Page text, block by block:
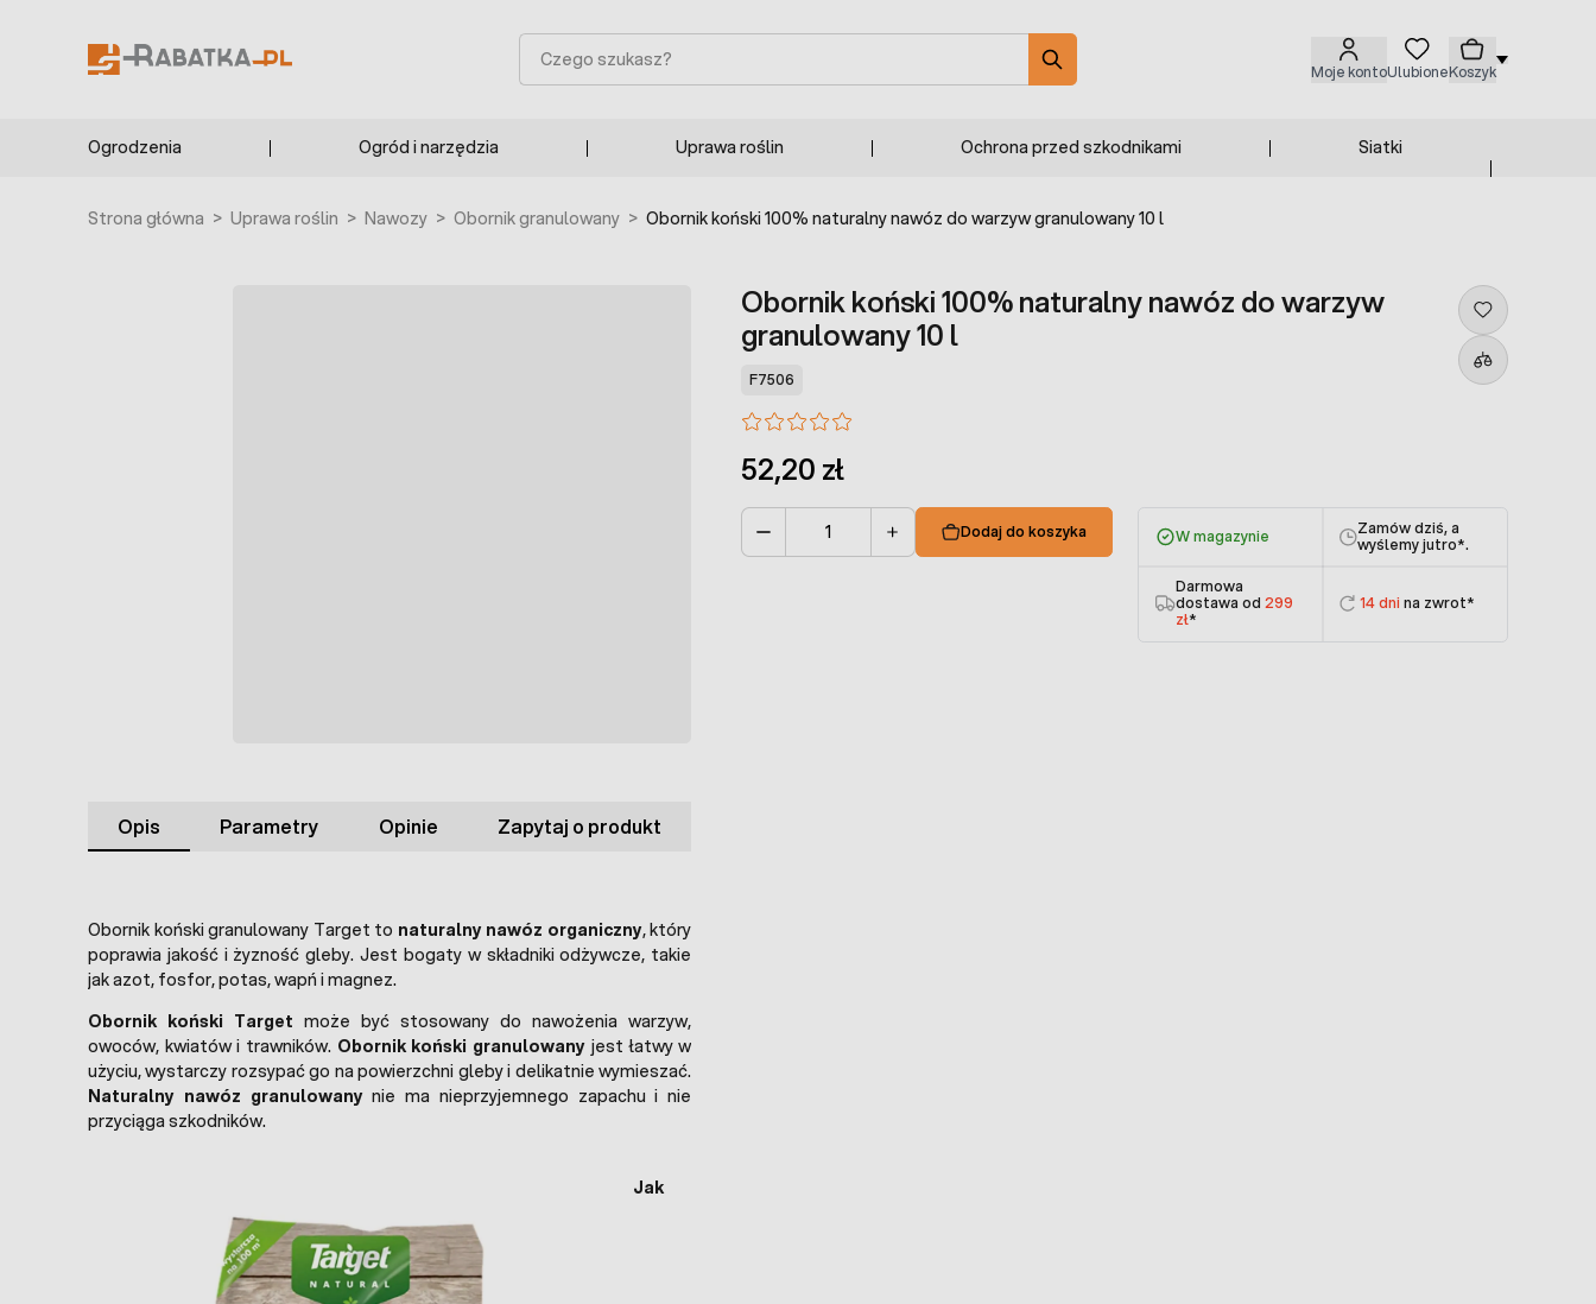
Moje kontoUlubioneKoszyk
Szukaj
Ogrodzenia Ogród i narzędzia Uprawa roślin Ochrona przed szkodnikami Siatki
Strona główna > Uprawa roślin > Nawozy > Obornik granulowany > Obornik koński 100% naturalny nawóz do warzyw granulowany 10 l
Obornik koński 100% naturalny nawóz do warzyw
granulowany 10 l
F7506
52,20 zł
Dodaj do koszyka W magazynie
Zamów dziś, a
wyślemy jutro*.
Darmowa
dostawa od 299
zł*
14 dni na zwrot*
Opis Parametry Opinie Zapytaj o produkt
Obornik koński granulowany Target to naturalny nawóz organiczny, który
poprawia jakość i żyzność gleby. Jest bogaty w składniki odżywcze, takie
jak azot, fosfor, potas, wapń i magnez.
Obornik koński Target może być stosowany do nawożenia warzyw,
owoców, kwiatów i trawników. Obornik koński granulowany jest łatwy w
użyciu, wystarczy rozsypać go na powierzchni gleby i delikatnie wymieszać.
Naturalny nawóz granulowanynie ma nieprzyjemnego zapachu i nie
przyciąga szkodników.
Jak